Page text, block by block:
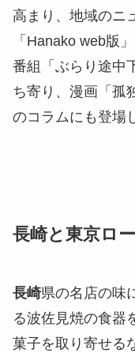
高まり、地域のニ
「Hanako web版
番組「ぶらり途中
ち寄り、漫画「孤
のコラムにも登場
長崎と東京ロ
長崎県の名店の味
る波佐見焼の食器
菓子を取り寄せる